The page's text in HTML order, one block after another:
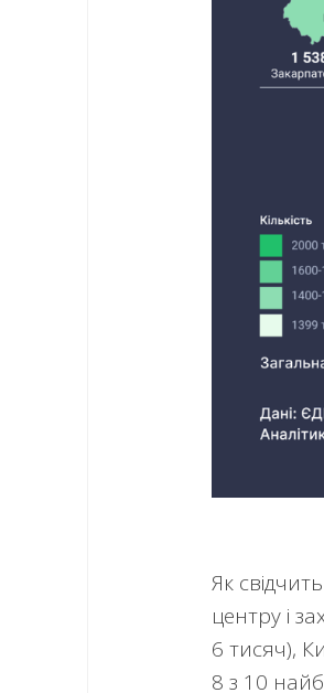
Як
центру і
6 тисяч),
8 з 10